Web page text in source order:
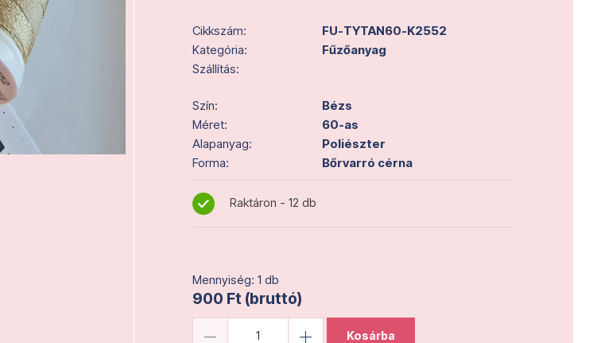
Cikkszám:
FU-TYTAN60-K2552
Kategória:
Fűzőanyag
Szállítás:
Szín:
Bézs
Méret:
60-as
Alapanyag:
Poliészter
Forma:
Bőrvarró cérna
Raktáron - 12 db
Mennyiség: 1 db
900 Ft (bruttó)
Kosárba